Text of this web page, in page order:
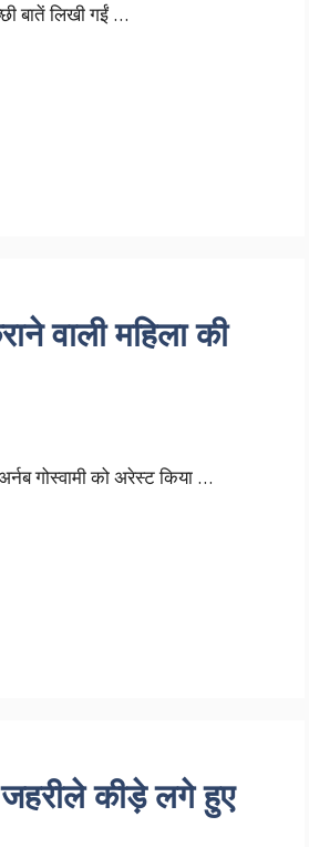
बातें लिखी गईं …
वाली महिला की
गोस्वामी को अरेस्ट किया …
कीड़े लगे हुए